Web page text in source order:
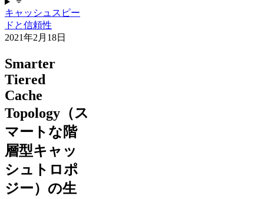
キャッシュ スピー
ドと信頼性
2021年2月18日
Smarter
Tiered
Cache
Topology（ス
マートな階
層型キャッ
シュトロポ
ジー）の生